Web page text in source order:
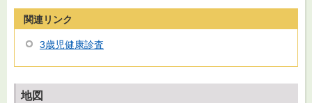
関連リンク
3歳児健康診査
地図